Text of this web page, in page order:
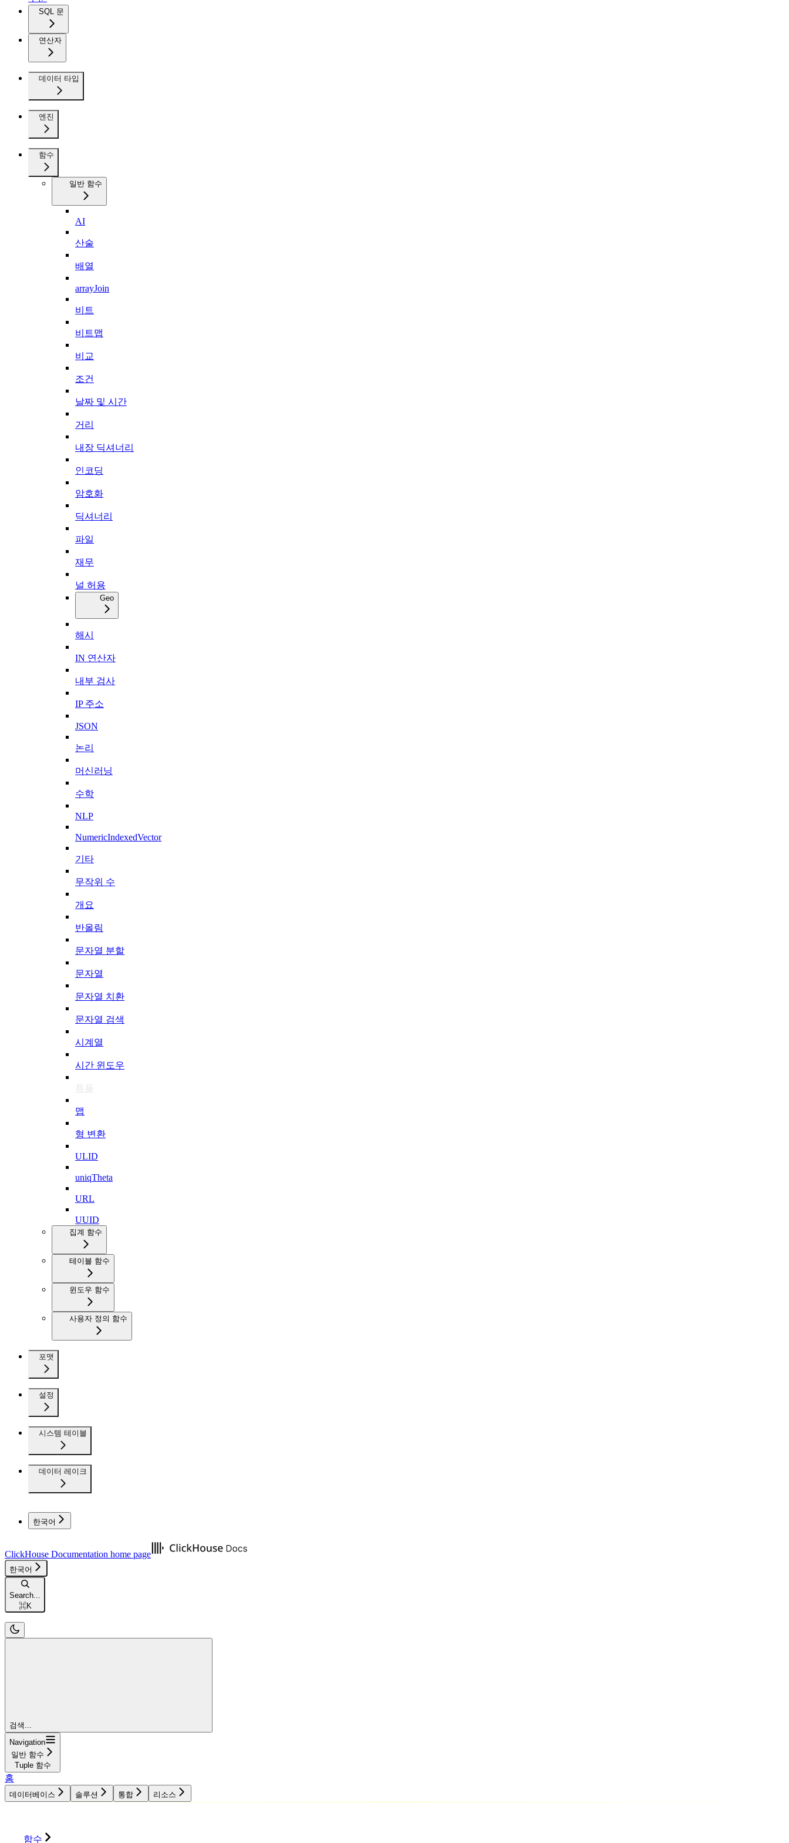
SQL 문
연산자
데이터 타입
엔진
함수
일반 함수
AI
산술
배열
arrayJoin
비트
비트맵
비교
조건
날짜 및 시간
거리
내장 딕셔너리
인코딩
암호화
딕셔너리
파일
재무
널 허용
Geo
해시
IN 연산자
내부 검사
IP 주소
JSON
논리
머신러닝
수학
NLP
NumericIndexedVector
기타
무작위 수
개요
반올림
문자열 분할
문자열
문자열 치환
문자열 검색
시계열
시간 윈도우
튜플
맵
형 변환
ULID
uniqTheta
URL
UUID
집계 함수
테이블 함수
윈도우 함수
사용자 정의 함수
포맷
설정
시스템 테이블
데이터 레이크
한국어
ClickHouse Documentation home page
한국어
Search...
⌘K
검색...
Navigation
일반 함수
Tuple 함수
홈
데이터베이스 솔루션 통합 리소스
함수